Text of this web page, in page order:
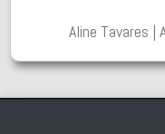
Aline Tavares |